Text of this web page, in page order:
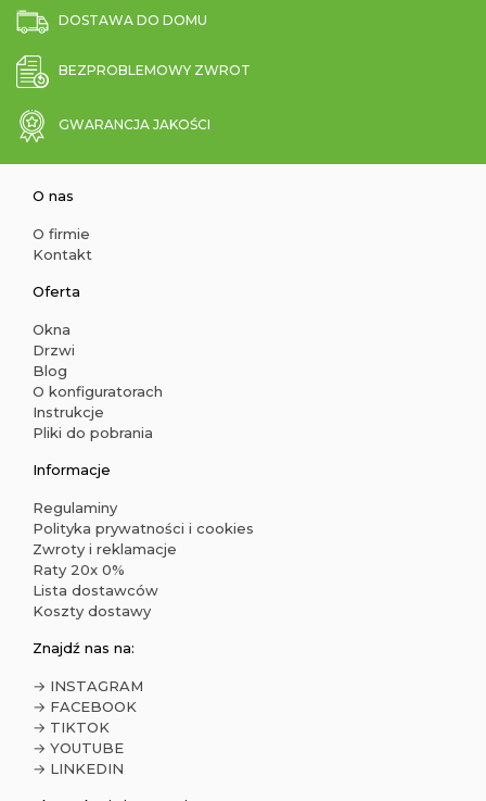
DOSTAWA DO DOMU
BEZPROBLEMOWY ZWROT
GWARANCJA JAKOŚCI
O nas
O firmie
Kontakt
Oferta
Okna
Drzwi
Blog
O konfiguratorach
Instrukcje
Pliki do pobrania
Informacje
Regulaminy
Polityka prywatności i cookies
Zwroty i reklamacje
Raty 20x 0%
Lista dostawców
Koszty dostawy
Znajdź nas na:
→ INSTAGRAM
→ FACEBOOK
→ TIKTOK
→ YOUTUBE
→ LINKEDIN